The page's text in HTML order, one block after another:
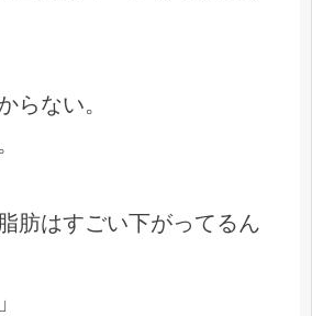
らない。
肪はすごい下がってるん